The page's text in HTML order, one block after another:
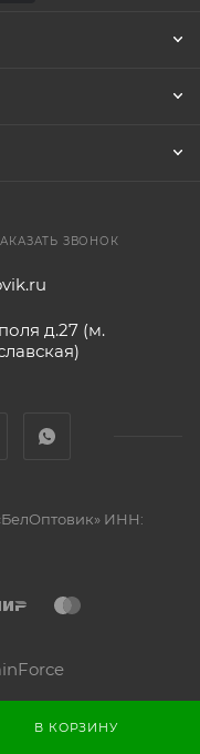
В КОРЗИНУ
ЗВОНОК
д.27 (м.
ИНН: